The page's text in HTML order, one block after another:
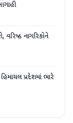
નાગરિકોને
પ્રદેશમાં ભારે